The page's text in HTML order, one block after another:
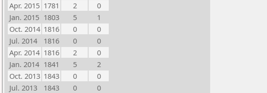
Apr. 2015 1781 2
0
Jan. 2015 1803 5
1
Oct. 2014 1816 0
0
Jul. 2014
1816 0
0
Apr. 2014 1816 2
0
Jan. 2014 1841 5
2
Oct. 2013 1843 0
0
Jul. 2013
1843 0
0